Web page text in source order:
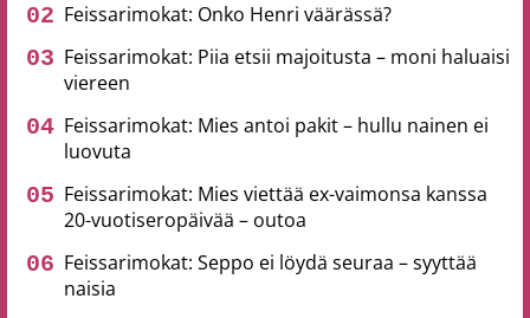
Feissarimokat: Onko Henri väärässä?
Feissarimokat: Piia etsii majoitusta – moni haluaisi
viereen
Feissarimokat: Mies antoi pakit – hullu nainen ei
luovuta
Feissarimokat: Mies viettää ex-vaimonsa kanssa
20-vuotiseropäivää – outoa
Feissarimokat: Seppo ei löydä seuraa – syyttää
naisia